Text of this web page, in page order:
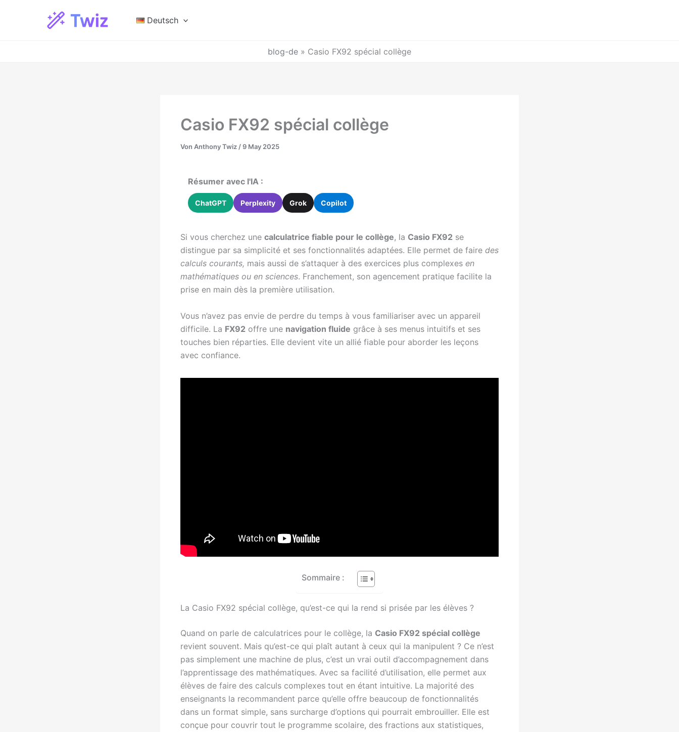
Deutsch
blog-de » Casio FX92 spécial collège
Casio FX92 spécial collège
Von Anthony Twiz /9 May 2025
Résumer avec l'IA :
ChatGPT Perplexity Grok Copilot
Si vous cherchez une calculatrice fiable pour le collège, la Casio FX92 se
distingue par sa simplicité et ses fonctionnalités adaptées. Elle permet de faire des
calculs courants, mais aussi de s’attaquer à des exercices plus complexes en
mathématiques ou en sciences. Franchement, son agencement pratique facilite la
prise en main dès la première utilisation.
Vous n’avez pas envie de perdre du temps à vous familiariser avec un appareil
difficile. La FX92 offre une navigation fluide grâce à ses menus intuitifs et ses
touches bien réparties. Elle devient vite un allié fiable pour aborder les leçons
avec confiance.
Sommaire :
La Casio FX92 spécial collège, qu’est-ce qui la rend si prisée par les élèves ?
Quand on parle de calculatrices pour le collège, la Casio FX92 spécial collège
revient souvent. Mais qu’est-ce qui plaît autant à ceux qui la manipulent ? Ce n’est
pas simplement une machine de plus, c’est un vrai outil d’accompagnement dans
l’apprentissage des mathématiques. Avec sa facilité d’utilisation, elle permet aux
élèves de faire des calculs complexes tout en étant intuitive. La majorité des
enseignants la recommandent parce qu’elle offre beaucoup de fonctionnalités
dans un format simple, sans surcharge d’options qui pourrait embrouiller. Elle est
conçue pour couvrir tout le programme scolaire, des fractions aux statistiques,